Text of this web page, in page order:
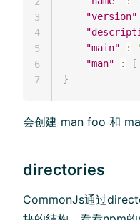
"version"
"main"
:
"man"
: [
}
3
4
5
6
7
会创建 man foo 和
directories
CommonJs通过